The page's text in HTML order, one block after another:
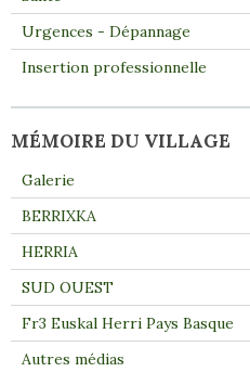
Urgences - Dépannage
Insertion professionnelle
MÉMOIRE DU VILLAGE
Galerie
BERRIXKA
HERRIA
SUD OUEST
Fr3 Euskal Herri Pays Basque
Autres médias